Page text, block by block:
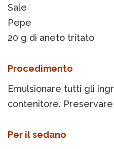
Sale
Pepe
20 g di aneto tritato
Procedimento
Emulsionare tutti gli
contenitore. Preservare
Per il sedano